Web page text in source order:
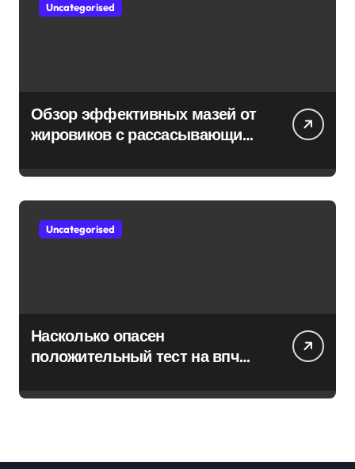
Uncategorised
Обзор эффективных мазей от
жировиков с рассасывающим
Uncategorised
Насколько опасен
положительный тест на впч